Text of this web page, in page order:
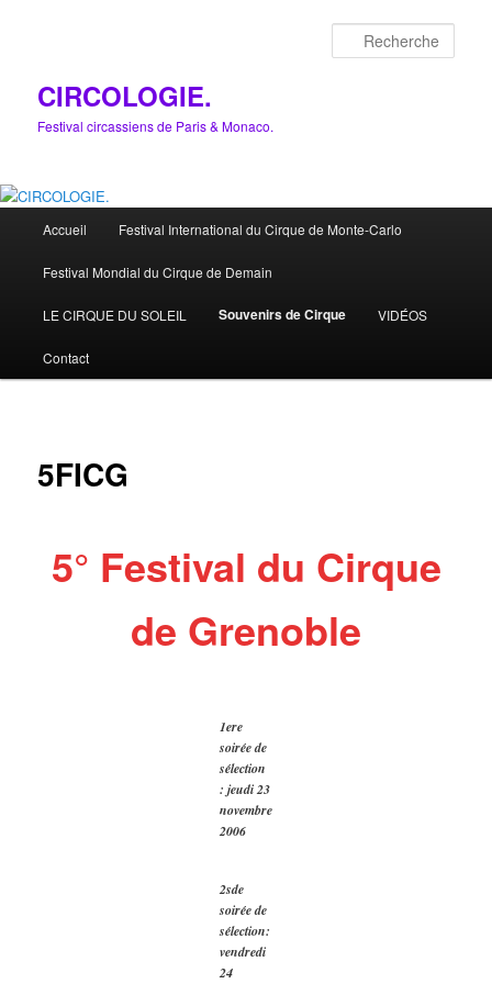
CIRCOLOGIE.
Festival circassiens de Paris & Monaco.
principal
Accueil Festival International du Cirque de Monte-Carlo
Festival Mondial du Cirque de Demain
LE CIRQUE DU SOLEIL Souvenirs de Cirque VIDÉOS
Contact
5FICG
5° Festival du Cirque
de Grenoble
1ere
soirée de
sélection
: jeudi 23
novembre
2006
2sde
soirée de
sélection:
vendredi
24